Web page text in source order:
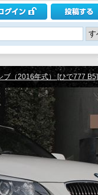
ブ（2016年式） [ひで777 B5]